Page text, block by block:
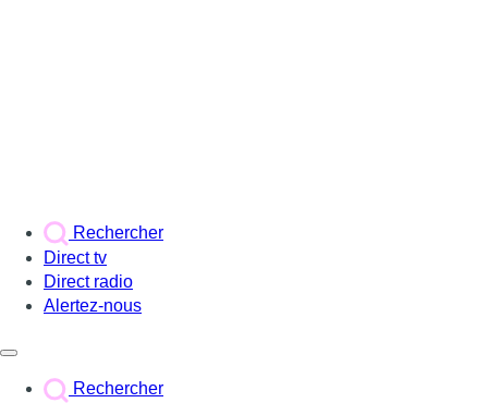
Rechercher
Direct tv
Direct radio
Alertez-nous
Rechercher